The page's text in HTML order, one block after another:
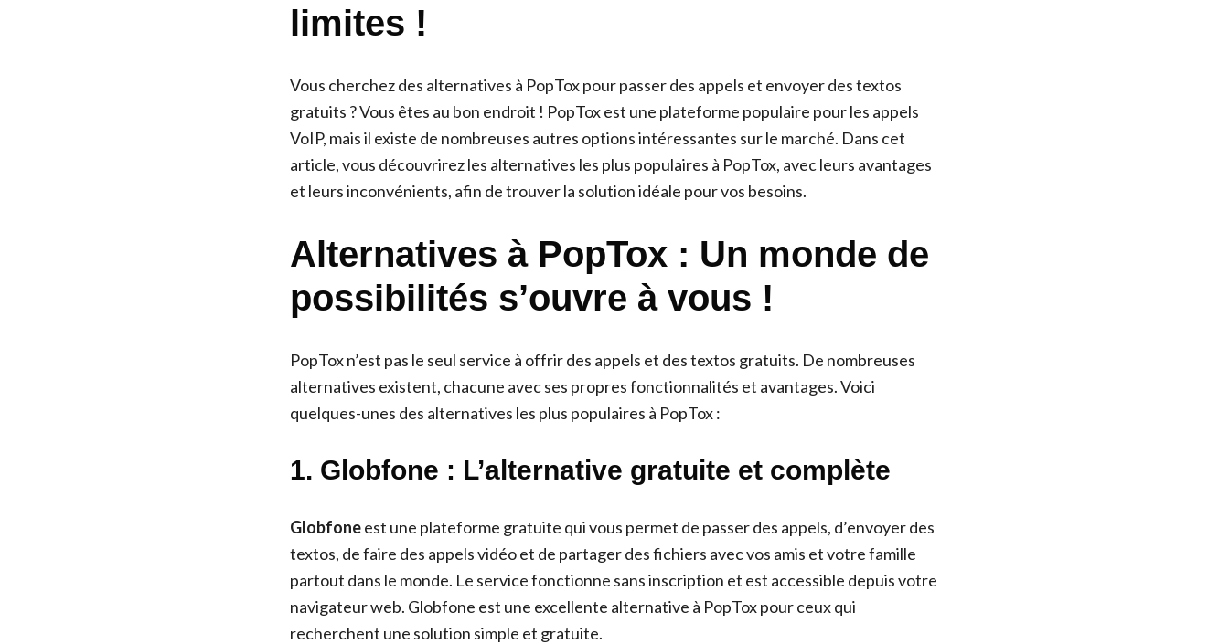
limites !
Vous cherchez des alternatives à PopTox pour passer des appels et envoyer des textos
gratuits ? Vous êtes au bon endroit ! PopTox est une plateforme populaire pour les appels
VoIP, mais il existe de nombreuses autres options intéressantes sur le marché. Dans cet
article, vous découvrirez les alternatives les plus populaires à PopTox, avec leurs avantages
et leurs inconvénients, afin de trouver la solution idéale pour vos besoins.
Alternatives à PopTox : Un monde de
possibilités s’ouvre à vous !
PopTox n’est pas le seul service à offrir des appels et des textos gratuits. De nombreuses
alternatives existent, chacune avec ses propres fonctionnalités et avantages. Voici
quelques-unes des alternatives les plus populaires à PopTox :
1. Globfone : L’alternative gratuite et complète
Globfoneest une plateforme gratuite qui vous permet de passer des appels, d’envoyer des
textos, de faire des appels vidéo et de partager des fichiers avec vos amis et votre famille
partout dans le monde. Le service fonctionne sans inscription et est accessible depuis votre
navigateur web. Globfone est une excellente alternative à PopTox pour ceux qui
recherchent une solution simple et gratuite.